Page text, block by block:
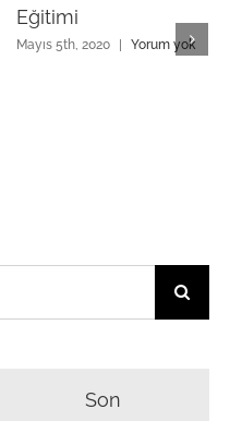
Eğitimi
Mayıs 5th, 2020 | Yorum yok
Son